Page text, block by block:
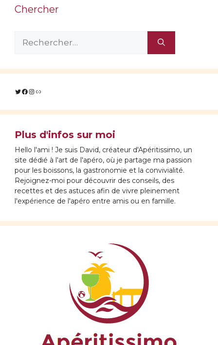
Chercher
Rechercher :
Twitter
Facebook
Instagram
Lien
Plus d'infos sur moi
Hello l'ami ! Je suis David, créateur d'Apéritissimo, un
site dédié à l'art de l'apéro, où je partage ma passion
pour les boissons, la gastronomie et la convivialité.
Rejoignez-moi pour découvrir des conseils, des
recettes et des astuces afin de vivre pleinement
l'expérience de l'apéro entre amis ou en famille.